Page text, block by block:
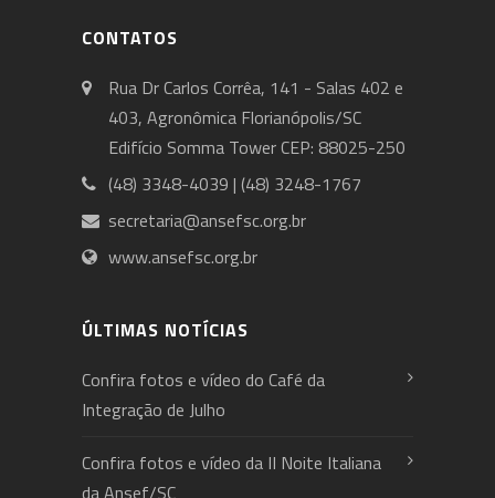
CONTATOS
Rua Dr Carlos Corrêa, 141 - Salas 402 e
403, Agronômica Florianópolis/SC
Edifício Somma Tower CEP: 88025-250
(48) 3348-4039 | (48) 3248-1767
secretaria@ansefsc.org.br
www.ansefsc.org.br
ÚLTIMAS NOTÍCIAS
Confira fotos e vídeo do Café da
Integração de Julho
Confira fotos e vídeo da II Noite Italiana
da Ansef/SC